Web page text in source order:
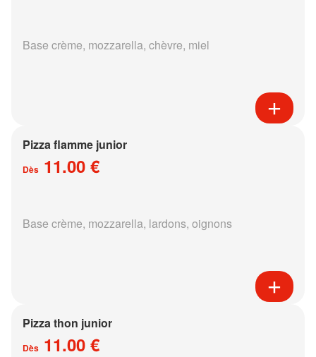
Base crème, mozzarella, chèvre, miel
Pizza flamme junior
Dès 11.00 €
Base crème, mozzarella, lardons, oignons
Pizza thon junior
Dès 11.00 €